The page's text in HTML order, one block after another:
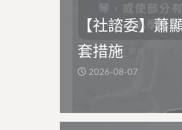
【社諮委】蕭
套措施
2026-08-07